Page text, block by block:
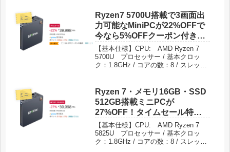
別れを告げましょう。より高速的な応
答性とスムーズな快適性が得られま
す。●本ミニパソコンは最新版のオペ
レーティングシステム「Windows11」
をインストールされております。わざ
わざ更新する手間が必要なし、製品到
着後、すぐに使用できております。
プロセッサーを内蔵しており、12GB
DDR5メモリ+256GBストレージを搭
載し、高性能及びミニサイズのコンパ
クト新型ミニパソコンです。 n100み
にpcは、他のn100やn95に比べて約
45%パフォーマンスが向上、非常にパ
ワフルで、ホーム サーバー、学校教
育、Webブラウジング、ビジネス、オ
厳しいニーズを満たすのは十分です。
様々作業が快適に楽しめます。
ミニ
Ryzen7 5700U搭載で3画面出
力可能なMiniPCが22%OFFで
今なら5%OFFクーポン付きの
タイムセール特価37,998円！
【基本仕様】CPU: AMD Ryzen 7
5700U プロセッサー / 基本クロッ
ク：1.8GHz / コアの数：8 / スレッド
数：1900 MHz / L3キャッシュ： 8MB
/ メモリ：16GB DDR4 3200MT/s 2
チャネル数 （64GBまで拡張可能） /
SDD：512GB PCIe 3.0 M.2 2280
SSD（2TBまで拡張可能） GMKtec
M5 mini pcに内臓されているAMD
Ryzen 7 Mobile Processors with
Radeon グラフィックスは、動作クロ
ミニ
Ryzen 7・メモリ16GB・SSD
512GB搭載ミニPCが
27%OFF！タイムセール特価
39,998円！
【基本仕様】CPU: AMD Ryzen 7
5825U プロセッサー / 基本クロッ
ク：1.8GHz / コアの数：8 / スレッド